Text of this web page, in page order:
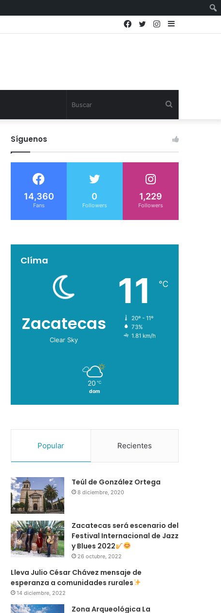
Instagram
Twitter
Facebook
Síguenos
14,360
Fans
0
Followers
1,229
Followers
Clíma
Zacatecas
Clear Sky
11 ℃
20º - 11º
73%
1.81 km/h
20 ℃
dom
Popular Recientes
Teúl de González Ortega
8 diciembre, 2020
Zacatecas será escenario del
Festival Internacional de Jazz
y Blues 2022
26 octubre, 2022
Lleva Julio César Chávez mensaje de
esperanza a comunidades rurales
14 diciembre, 2022
Zona Arqueológica La